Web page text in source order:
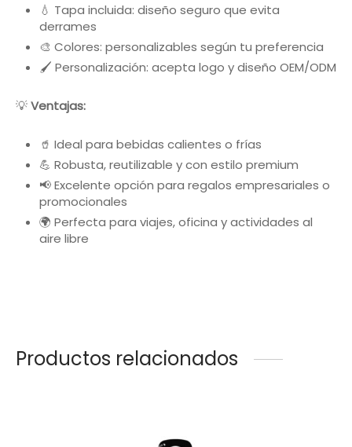
💧 Tapa incluida: diseño seguro que evita
derrames
🎨 Colores: personalizables según tu preferencia
🖌️ Personalización: acepta logo y diseño OEM/ODM
💡Ventajas:
🥤 Ideal para bebidas calientes o frías
💪 Robusta, reutilizable y con estilo premium
📢 Excelente opción para regalos empresariales o
promocionales
🌍 Perfecta para viajes, oficina y actividades al
aire libre
Productos relacionados